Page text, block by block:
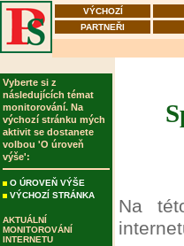
VÝCHOZÍ
PARTNEŘI
Vyberte si z
následujících témat
monitorování. Na
výchozí stránku mých
aktivit se dostanete
volbou 'O úroveň
výše':
O ÚROVEŇ VÝŠE
VÝCHOZÍ STRÁNKA
AKTUÁLNÍ
MONITOROVÁNÍ
INTERNETU
Na